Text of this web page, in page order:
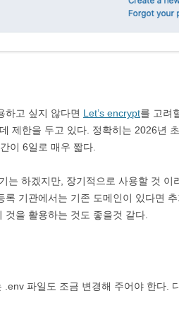
하고 싶지 않다면 Let’s encrypt를 고려
제한을 두고 있다. 정확히는 2026년
이 6일로 매우 짧다.
는 하겠지만, 장기적으로 사용할 것 이
록 기관에서는 기존 도메인이 있다면
을 활용하는 것도 좋을것 같다.
파일도 조금 변경해 주어야 한다.